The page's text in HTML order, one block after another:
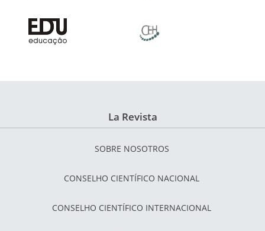
La Revista
SOBRE NOSOTROS
CONSELHO CIENTÍFICO NACIONAL
CONSELHO CIENTÍFICO INTERNACIONAL